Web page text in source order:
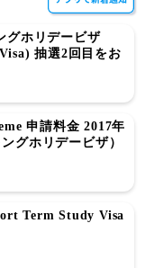
グホリデービザ
抽選2回目をお
申請料金 2017年
グホリデービザ）
Term Study Visa